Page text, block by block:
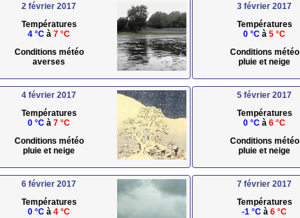
2 février 2017
Températures
4 °C à 7 °C
Conditions météo
averses
3 février 2017
Températures
0 °C à 5 °C
Conditions météo
pluie et neige
4 février 2017
Températures
0 °C à 7 °C
Conditions météo
pluie et neige
5 février 2017
Températures
0 °C à 6 °C
Conditions météo
pluie et neige
6 février 2017
Températures
0 °C à 4 °C
7 février 2017
Températures
-1 °C à 6 °C